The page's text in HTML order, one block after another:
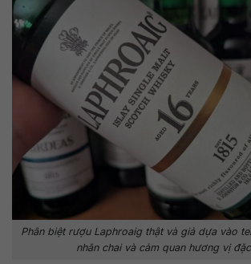
Phân biệt rượu Laphroaig thật và giả dựa vào
nhãn chai và cảm quan hương vị